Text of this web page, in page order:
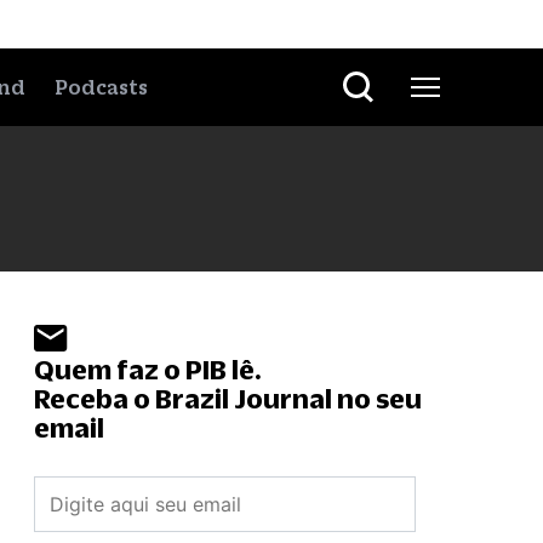
Podcasts
Quem faz o PIB lê.
Receba o Brazil Journal no seu
email